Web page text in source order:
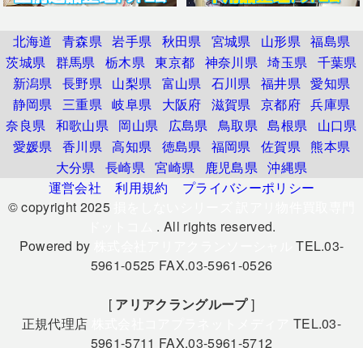
北海道 青森県 岩手県 秋田県 宮城県 山形県 福島県
茨城県 群馬県 栃木県 東京都 神奈川県 埼玉県 千葉県
新潟県 長野県 山梨県 富山県 石川県 福井県 愛知県
静岡県 三重県 岐阜県 大阪府 滋賀県 京都府 兵庫県
奈良県 和歌山県 岡山県 広島県 鳥取県 島根県
山口県
愛媛県 香川県 高知県 徳島県 福岡県 佐賀県 熊本県
大分県 長崎県 宮崎県 鹿児島県 沖縄県
運営会社
利用規約
プライバシーポリシー
© copyright 2025
. All rights reserved.
Powered by
TEL.03-
5961-0525 FAX.03-5961-0526
[ アリアクラングループ]
正規代理店
TEL.03-
5961-5711 FAX.03-5961-5712